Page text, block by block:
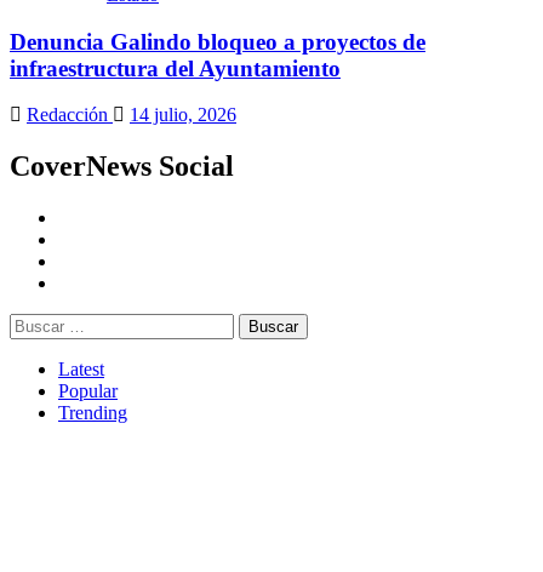
Denuncia Galindo bloqueo a proyectos de
infraestructura del Ayuntamiento
Redacción 14 julio, 2026
CoverNews Social
Latest
Popular
Trending